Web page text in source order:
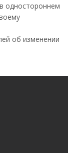
одностороннем
об изменении